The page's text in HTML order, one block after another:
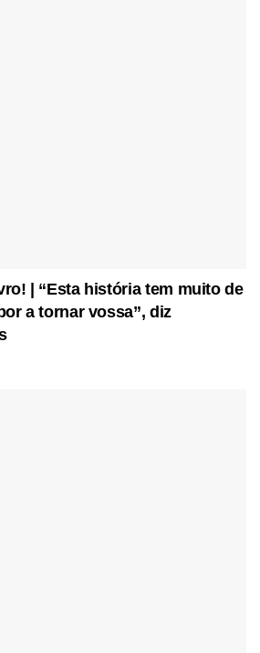
| “Esta história tem muito de
a tornar vossa”, diz